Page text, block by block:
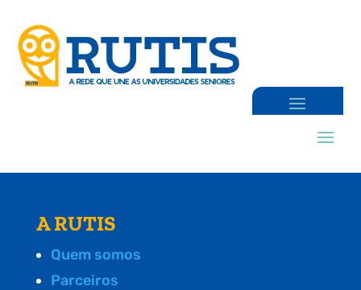
A RUTIS
Quem somos
Parceiros